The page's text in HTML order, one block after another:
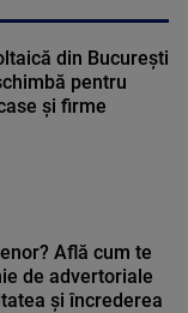
din București
pentru
și firme
Află cum te
de advertoriale
și încrederea